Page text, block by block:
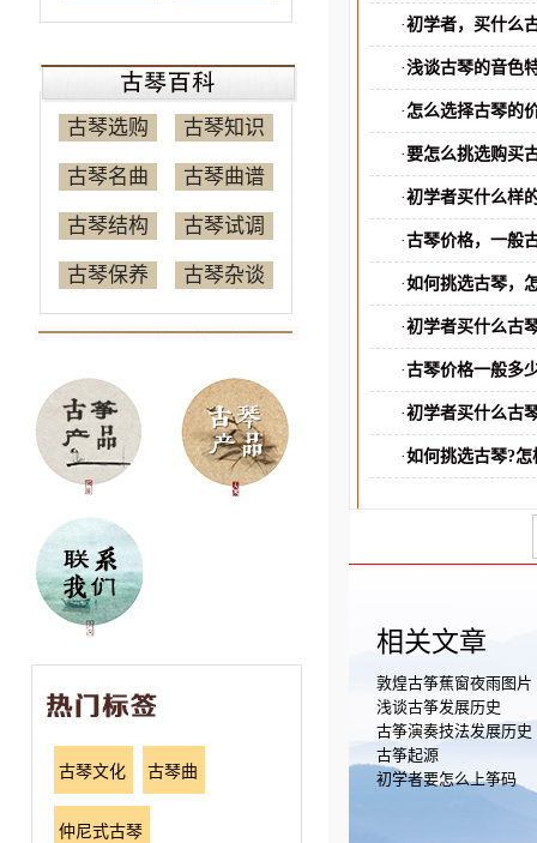
古琴选购 古琴知识
古琴名曲 古琴曲谱
古琴结构 古琴试调
古琴保养 古琴杂谈
古琴文化 古琴曲
仲尼式古琴
·初学者，买什么
·浅谈古琴的音色
· 怎么选择古琴的
·要怎么挑选购买
·初学者买什么样
·古琴价格，一般
·如何挑选古琴，
·初学者买什么古
·古琴价格一般多
·初学者买什么古
·如何挑选古琴?怎
相关文章
敦煌古筝蕉窗夜雨图片
浅谈古筝发展历史
古筝演奏技法发展历史
古筝起源
初学者要怎么上筝码